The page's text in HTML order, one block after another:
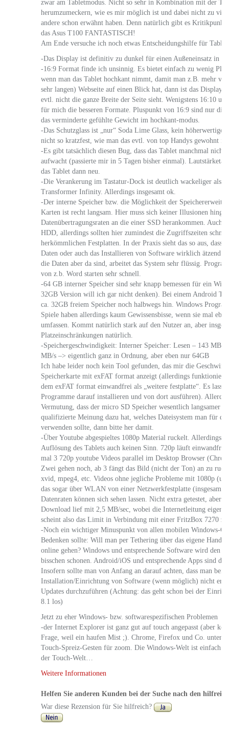
zwar am Tabletmodus. Nicht so sehr in Kombination mit der
herumzumeckern, wie es mir möglich ist und dabei nicht zu viel
andere schon erwähnt haben. Denn natürlich gibt es
das Asus T100 FANTASTISCH!
Am Ende versuche ich noch etwas Entscheidungshilfe für
-Das Display ist definitiv zu dunkel für einen Außeneinsatz in
-16:9 Format finde ich unsinnig. Es bietet einfach zu wenig
wenn man das Tablet hochkant nimmt, damit man z.B. mehr
sehr langen) Webseite auf einen Blick hat, dann ist das Display
evtl. nicht die ganze Breite der Seite sieht. Wenigstens 16:10
für mich die besseren Formate. Pluspunkt von 16:9 sind nur
das verminderte gefühlte Gewicht im hochkant-modus.
-Das Schutzglass ist „nur“ Soda Lime Glass, kein
nicht so kratzfest, wie man das evtl. von top Handys gewohnt ist.
-Es gibt tatsächlich diesen Bug, dass das Tablet manchmal nicht
aufwacht (passierte mir in 5 Tagen bisher einmal).
das Tablet dann neu.
-Die Verankerung im Tastatur-Dock ist deutlich wackeliger als
Transformer Infinity. Allerdings insgesamt ok.
-Der interne Speicher bzw. die Möglichkeit der
Karten ist recht langsam. Hier muss sich keiner Illusionen
Datenübertragungsraten an die einer SSD herankommen. Auch
HDD, allerdings sollten hier zumindest die Zugriffszeiten
herkömmlichen Festplatten. In der Praxis sieht das so aus, dass
Daten oder auch das Installieren von Software wirklich ätzend
die Daten aber da sind, arbeitet das System sehr flüssig.
von z.b. Word starten sehr schnell.
-64 GB interner Speicher sind sehr knapp bemessen für ein
32GB Version will ich gar nicht denken). Bei einem Android
ca. 32GB freiem Speicher noch halbwegs hin. Windows
Spiele haben allerdings kaum Gewissensbisse, wenn sie mal
umfassen. Kommt natürlich stark auf den Nutzer an, aber
Platzeinschränkungen natürlich.
-Speichergeschwindigkeit: Interner Speicher: Lesen – 143 MB/
MB/s –> eigentlich ganz in Ordnung, aber eben nur 64GB
Ich habe leider noch kein Tool gefunden, das mir die
Speicherkarte mit exFAT format anzeigt (allerdings funktioniert
dem exFAT format einwandfrei als „weitere festplatte“. Es
Programme darauf installieren und von dort ausführen).
Vermutung, dass der micro SD Speicher wesentlich langsamer
qualifizierte Meinung dazu hat, welches Dateisystem man für
verwenden sollte, dann bitte her damit.
-Über Youtube abgespieltes 1080p Material ruckelt. Allerdings
Auflösung des Tablets auch keinen Sinn. 720p läuft
mal 3 720p youtube Videos parallel im Desktop Browser
Zwei gehen noch, ab 3 fängt das Bild (nicht der Ton) an zu
xvid, mpeg4, etc. Videos ohne jegliche Probleme mit 1080p
das sogar über WLAN von einer Netzwerkfestplatte
Datenraten können sich sehen lassen. Nicht extra getestet, aber
Download lief mit 2,5 MB/sec, wobei die Internetleitung
scheint also das Limit in Verbindung mit einer FritzBox 7270
-Noch ein wichtiger Minuspunkt von allen mobilen Windows-
Bedenken sollte: Will man per Tethering über das eigene Handy
online gehen? Windows und entsprechende Software wird den
bisschen schonen. Android/iOS und entsprechende Apps sind da
Insofern sollte man von Anfang an darauf achten, dass man bei
Installation/Einrichtung von Software (wenn möglich) nicht
Updates durchzuführen (Achtung: das geht schon bei der
8.1 los)
Jetzt zu eher Windows- bzw. softwarespezifischen Problemen
-der Internet Explorer ist ganz gut auf touch angepasst (aber
Frage, weil ein haufen Mist ;). Chrome, Firefox und Co.
Touch-Spreiz-Gesten für zoom. Die Windows-Welt ist einfach
der Touch-Welt…
Weitere Informationen
Helfen Sie anderen Kunden bei der Suche nach den
War diese Rezension für Sie hilfreich?